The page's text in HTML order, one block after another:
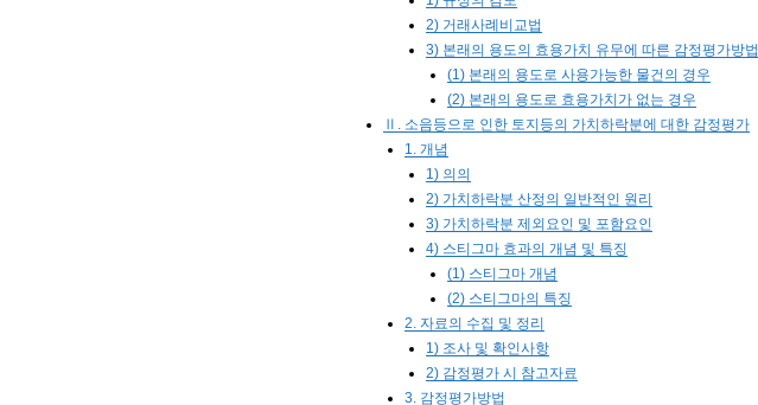
2) 거래사례비교법
3) 본래의 용도의 효용가치 유무에 따른 감정평가방법
(1) 본래의 용도로 사용가능한 물건의 경우
(2) 본래의 용도로 효용가치가 없는 경우
Ⅱ. 소음등으로 인한 토지등의 가치하락분에 대한 감정평가
1. 개념
1) 의의
2) 가치하락분 산정의 일반적인 원리
3) 가치하락분 제외요인 및 포함요인
4) 스티그마 효과의 개념 및 특징
(1) 스티그마 개념
(2) 스티그마의 특징
2. 자료의 수집 및 정리
1) 조사 및 확인사항
2) 감정평가 시 참고자료
3. 감정평가방법